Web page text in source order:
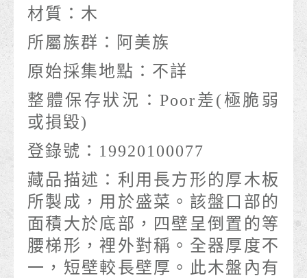
材質： 木
所屬族群：
阿美族
原始採集地點： 不詳
整體保存狀況：Poor差(極脆弱
或損毀)
登錄號： 19920100077
藏品描述： 利用長方形的厚木板
所製成，用於盛菜。該盤口部的
面積大於底部，四壁呈倒置的等
腰梯形，裡外對稱。全器厚度不
一，短壁較長壁厚。此木盤內有